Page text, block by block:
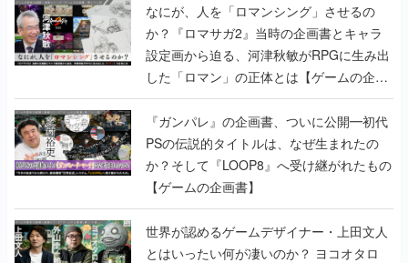
なにが、人を「ロマンシング」させるの
か？『ロマサガ2』当時の企画書とキャラ
設定画から迫る、河津秋敏がRPGに生み出
した「ロマン」の正体とは【ゲームの企画
書】
『ガンパレ』の企画書、ついに公開━初代
PSの伝説的タイトルは、なぜ生まれたの
か？そして『LOOP8』へ受け継がれたもの
【ゲームの企画書】
世界が認めるゲームデザイナー・上田文人
とはいったい何が凄いのか？ ヨコオタロ